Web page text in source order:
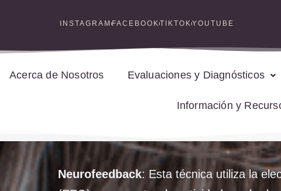
INSTAGRAM FACEBOOKTIKTOKYOUTUBE
Acerca de Nosotros Evaluaciones y Diagnósticos
Información y
Neurofeedback: Esta técnica utiliza la